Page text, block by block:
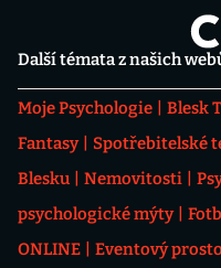
Další témata z našich
Moje Psychologie Blesk
Fantasy
Spotřebitelské
Blesku
Nemovitosti
psychologické mýty
ONLINE
Eventový